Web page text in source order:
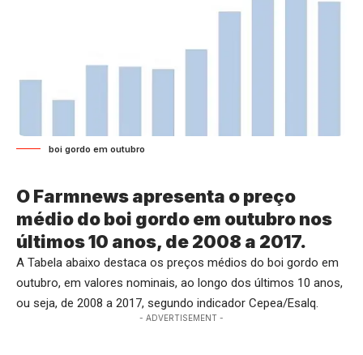
boi gordo em outubro
O Farmnews apresenta o preço
médio do boi gordo em outubro nos
últimos 10 anos, de 2008 a 2017.
A Tabela abaixo destaca os preços médios do boi gordo em
outubro, em valores nominais, ao longo dos últimos 10 anos,
ou seja, de 2008 a 2017, segundo indicador Cepea/Esalq.
- ADVERTISEMENT -